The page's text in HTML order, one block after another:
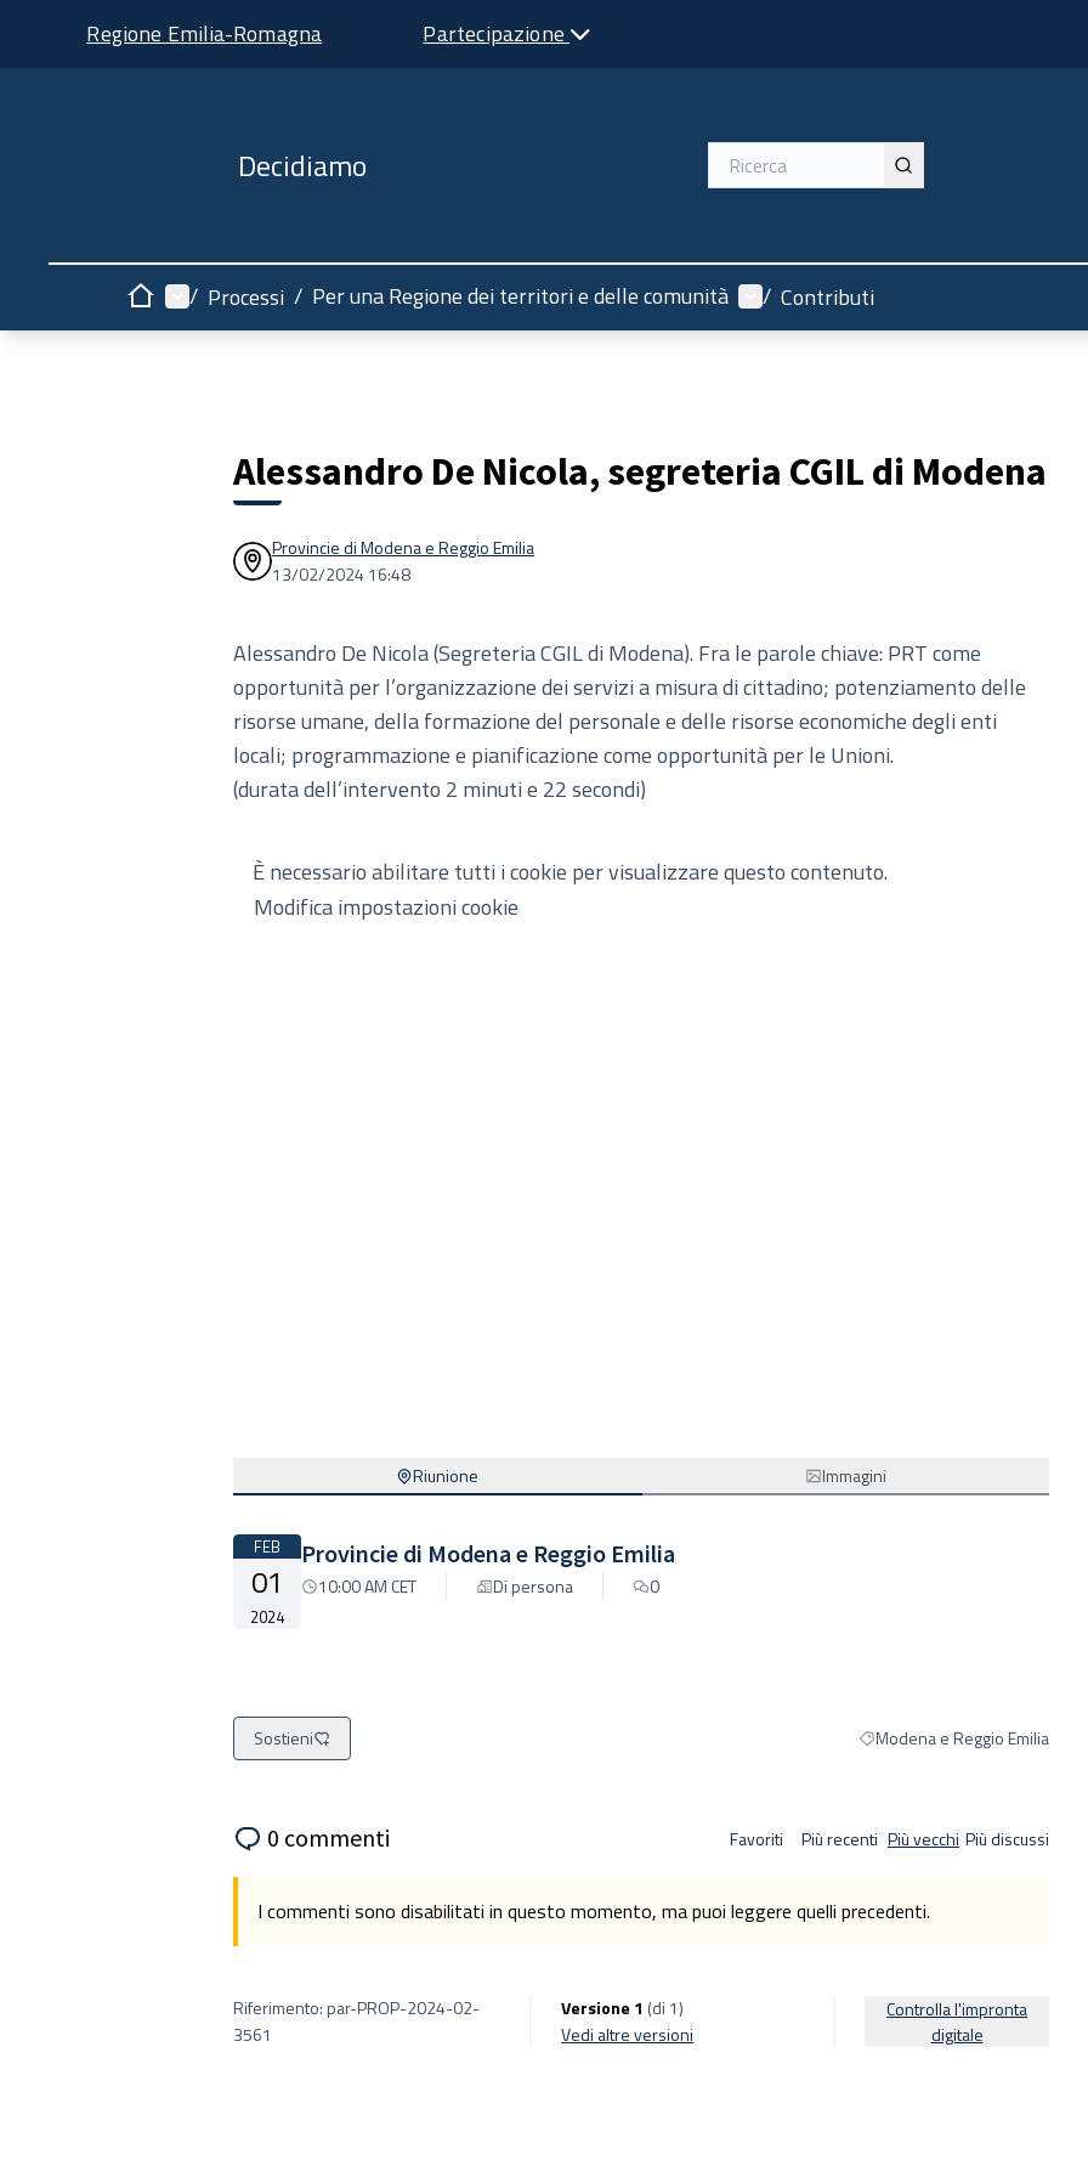
Regione Emilia-Romagna Partecipazione
Decidiamo
HomeMenù principale
/ Processi / Per una Regione dei territori e delle comunità Menù utente
/ Contributi
Alessandro De Nicola, segreteria CGIL di Modena
Provincie di Modena e Reggio Emilia
13/02/2024 16:48
Alessandro De Nicola (Segreteria CGIL di Modena). Fra le parole chiave: PRT come
opportunità per l’organizzazione dei servizi a misura di cittadino; potenziamento delle
risorse umane, della formazione del personale e delle risorse economiche degli enti
locali; programmazione e pianificazione come opportunità per le Unioni.
(durata dell’intervento 2 minuti e 22 secondi)
È necessario abilitare tutti i cookie per visualizzare questo contenuto.
Modifica impostazioni cookie
Riunione Immagini
FEB
01
2024
Provincie di Modena e Reggio Emilia
10:00 AM CET Di persona 0
Sostieni Filtra i risultati per categoria:
Modena e Reggio Emilia
0 commenti Favoriti Più recenti Più vecchi Più discussi
I commenti sono disabilitati in questo momento, ma puoi leggere quelli precedenti.
Riferimento: par-PROP-2024-02-
3561
Versione 1 (di 1)
vedi altre versioni
Controlla l'impronta
digitale